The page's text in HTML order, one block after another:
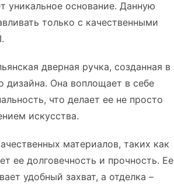
уникальное основание. Данную
только с качественными
дверная ручка, созданная в
дизайна. Она воплощает в себе
что делает ее не просто
искусства.
материалов, таких как
ее долговечность и прочность. Ее
удобный захват, а отделка –